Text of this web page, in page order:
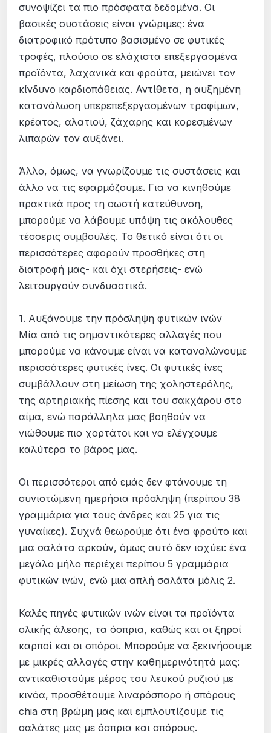
συνοψίζει τα πιο πρόσφατα δεδομένα. Οι
βασικές συστάσεις είναι γνώριμες: ένα
διατροφικό πρότυπο βασισμένο σε φυτικές
τροφές, πλούσιο σε ελάχιστα επεξεργασμένα
προϊόντα, λαχανικά και φρούτα, μειώνει τον
κίνδυνο καρδιοπάθειας. Αντίθετα, η αυξημένη
κατανάλωση υπερεπεξεργασμένων τροφίμων,
κρέατος, αλατιού, ζάχαρης και κορεσμένων
λιπαρών τον αυξάνει.
Άλλο, όμως, να γνωρίζουμε τις συστάσεις και
άλλο να τις εφαρμόζουμε. Για να κινηθούμε
πρακτικά προς τη σωστή κατεύθυνση,
μπορούμε να λάβουμε υπόψη τις ακόλουθες
τέσσερις συμβουλές. Το θετικό είναι ότι οι
περισσότερες αφορούν προσθήκες στη
διατροφή μας- και όχι στερήσεις- ενώ
λειτουργούν συνδυαστικά.
1. Αυξάνουμε την πρόσληψη φυτικών ινών
Μία από τις σημαντικότερες αλλαγές που
μπορούμε να κάνουμε είναι να καταναλώνουμε
περισσότερες φυτικές ίνες. Οι φυτικές ίνες
συμβάλλουν στη μείωση της χοληστερόλης,
της αρτηριακής πίεσης και του σακχάρου στο
αίμα, ενώ παράλληλα μας βοηθούν να
νιώθουμε πιο χορτάτοι και να ελέγχουμε
καλύτερα το βάρος μας.
Οι περισσότεροι από εμάς δεν φτάνουμε τη
συνιστώμενη ημερήσια πρόσληψη (περίπου 38
γραμμάρια για τους άνδρες και 25 για τις
γυναίκες). Συχνά θεωρούμε ότι ένα φρούτο και
μια σαλάτα αρκούν, όμως αυτό δεν ισχύει: ένα
μεγάλο μήλο περιέχει περίπου 5 γραμμάρια
φυτικών ινών, ενώ μια απλή σαλάτα μόλις 2.
Καλές πηγές φυτικών ινών είναι τα προϊόντα
ολικής άλεσης, τα όσπρια, καθώς και οι ξηροί
καρποί και οι σπόροι. Μπορούμε να ξεκινήσουμε
με μικρές αλλαγές στην καθημερινότητά μας:
αντικαθιστούμε μέρος του λευκού ρυζιού με
κινόα, προσθέτουμε λιναρόσπορο ή σπόρους
chia στη βρώμη μας και εμπλουτίζουμε τις
σαλάτες μας με όσπρια και σπόρους.